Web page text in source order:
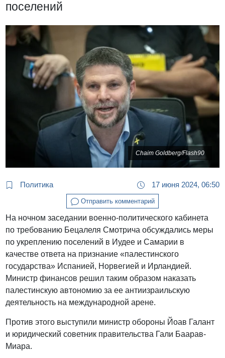
поселений
Chaim Goldberg/Flash90
Политика 17 июня 2024, 06:50
Отправить комментарий
На ночном заседании военно-политического кабинета
по требованию Бецалеля Смотрича обсуждались меры
по укреплению поселений в Иудее и Самарии в
качестве ответа на признание «палестинского
государства» Испанией, Норвегией и Ирландией.
Министр финансов решил таким образом наказать
палестинскую автономию за ее антиизраильскую
деятельность на международной арене.
Против этого выступили министр обороны Йоав Галант
и юридический советник правительства Гали Баарав-
Миара.